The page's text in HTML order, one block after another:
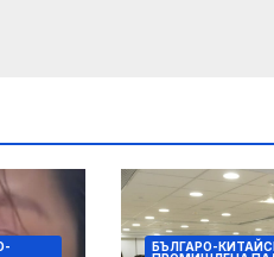
БЪЛГАРО-